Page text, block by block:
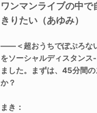
ワンマンライブの中で
きりたい（あゆみ）
――＜超おうちでぽぷろな
をソーシャルディスタン
ました。まずは、45分間
か？
まき：